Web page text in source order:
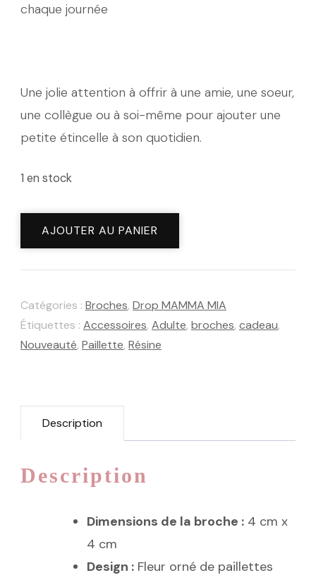
chaque journée
Une jolie attention à offrir à une amie, une soeur,
une collègue ou à soi-même pour ajouter une
petite étincelle à son quotidien.
1 en stock
quantité
Rosa
AJOUTER AU PANIER
Catégories : Broches, Drop MAMMA MIA
Étiquettes : Accessoires, Adulte, broches, cadeau,
Nouveauté, Paillette, Résine
Description
Description
Dimensions de la broche : 4 cm x
4 cm
Design : Fleur orné de paillettes